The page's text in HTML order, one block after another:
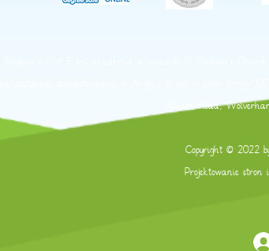
zarejestrowaną w Anglii i Walii (numer firmy:
Woden Road,
Copyright © 2022
Projektowanie stron